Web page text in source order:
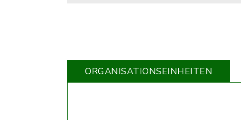
ORGANISATIONS­EINHEITEN